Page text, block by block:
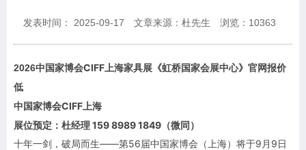
发表时间： 2025-09-17 文章来源：杜先生 浏览： 10363
2026中国家博会CIFF上海家具展《虹桥国家会展中心》官网报价
低
中国家博会CIFF上海
展位预定：杜经理 159 8989 1849（微同）
十年一剑，破局而生——第56届中国家博会（上海）将于9月9日